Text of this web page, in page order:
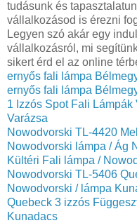
tudásunk és
vállalkozásod is érezni
Legyen szó akár egy
vállalkozásról, mi
sikert érd el az online
ernyős fali lámpa
ernyős fali lámpa
1 Izzós Spot Fali Lámpák
Varázsa
Nowodvorski TL-4420
Nowodvorski lámpa / Ág
Kültéri Fali lámpa /
Nowodvorski TL-5406
Nowodvorski / lámpa
Quebeck 3 izzós
Kunadacs